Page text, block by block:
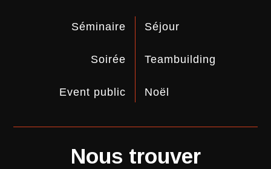
Séminaire
Soirée
Event public
Séjour
Teambuilding
Noël
Nous trouver